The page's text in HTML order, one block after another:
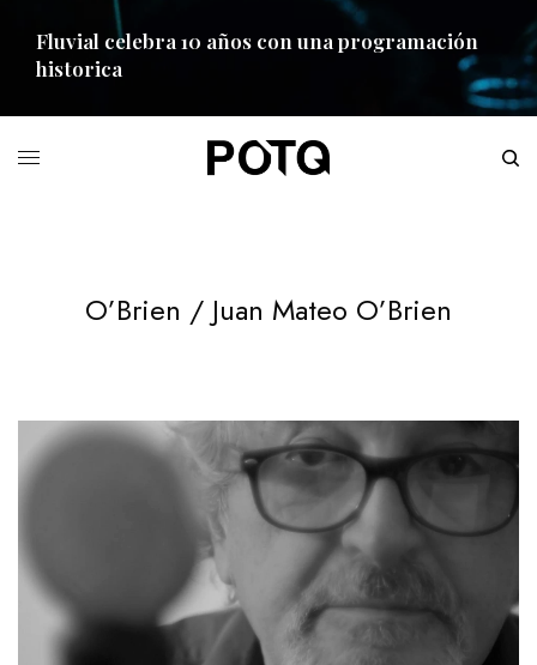
Fluvial celebra 10 años con una programación
historica
O’Brien / Juan Mateo O’Brien